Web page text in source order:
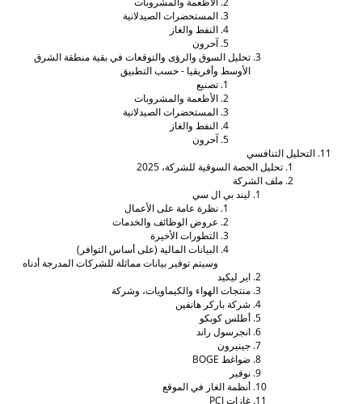
المستحضرات الصيدلانية
النفط والغاز
تحليل السوق والرؤى والتوقعات في بقية منطقة الشرق
الأوسط وأفريقيا - حسب التطبيق
الأطعمة والمشروبات
المستحضرات الصيدلانية
النفط والغاز
التحليل التنافسي
تحليل الحصة السوقية للشركة، 2025
ملف الشركة
ليند بي ال سي
نظرة عامة على الأعمال
عروض الوظائف والخدمات
التطورات الأخيرة
البيانات المالية (على أساس التوافر)
وسيتم توفير بيانات مماثلة للشركات المدرجة أدناه
منتجات الهواء والكيماويات، وشركة
شركة باركر هانفين
أطلس كوبكو
انجرسول راند
أنظمة الغاز في الموقع